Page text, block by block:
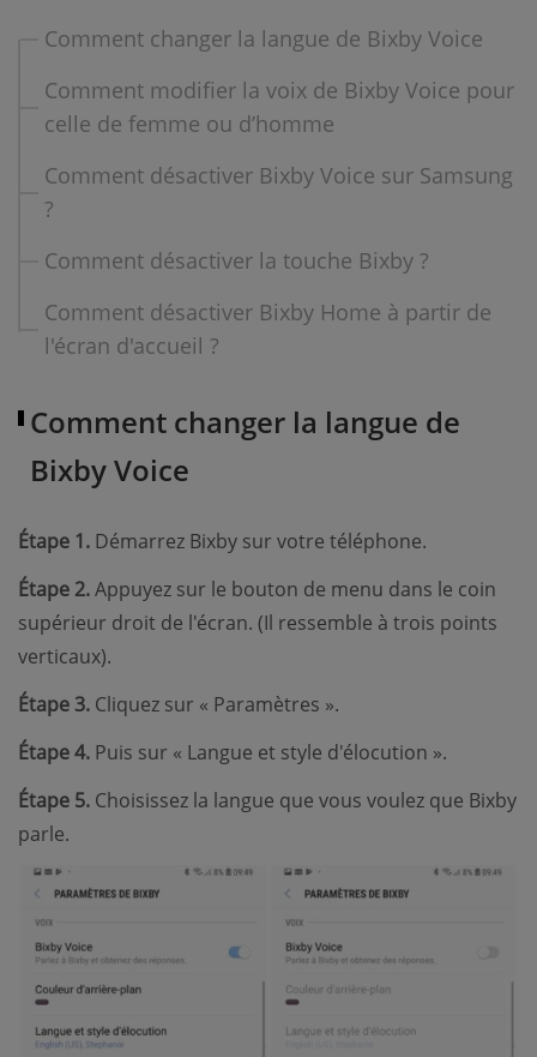
Comment changer la langue de Bixby Voice
Comment modifier la voix de Bixby Voice pour
celle de femme ou d’homme
Comment désactiver Bixby Voice sur Samsung
?
Comment désactiver la touche Bixby ?
Comment désactiver Bixby Home à partir de
l'écran d'accueil ?
Comment changer la langue de
Bixby Voice
Étape 1. Démarrez Bixby sur votre téléphone.
Étape 2.Appuyez sur le bouton de menu dans le coin
supérieur droit de l'écran. (Il ressemble à trois points
verticaux).
Étape 3. Cliquez sur « Paramètres ».
Étape 4. Puis sur « Langue et style d'élocution ».
Étape 5. Choisissez la langue que vous voulez que Bixby
parle.